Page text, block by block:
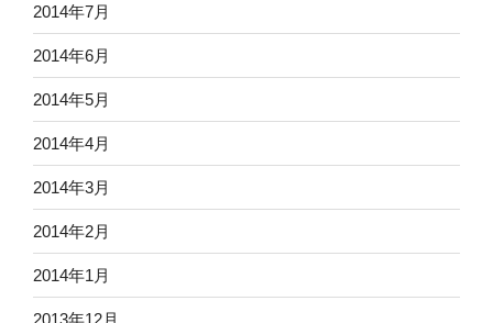
2014年7月
2014年6月
2014年5月
2014年4月
2014年3月
2014年2月
2014年1月
2013年12月